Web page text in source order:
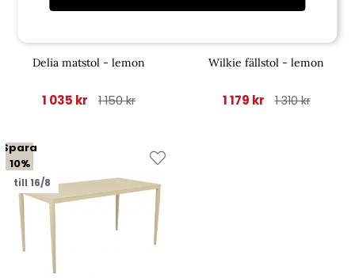
Delia matstol - lemon
1 035 kr 1 150 kr
Wilkie fällstol - lemon
1 179 kr 1 310 kr
Spara
10%
till 16/8